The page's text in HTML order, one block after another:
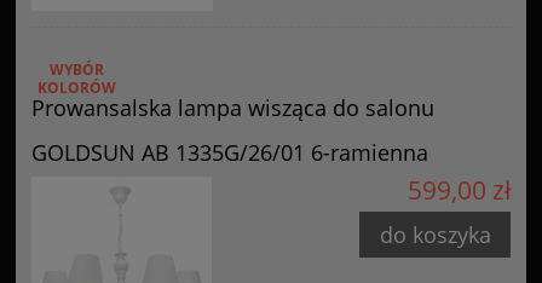
Prowansalska lampa wisząca do salonu
GOLDSUN AB 1335G/26/01 6-ramienna
WYBÓR
KOLORÓW
599,00 zł
do koszyka